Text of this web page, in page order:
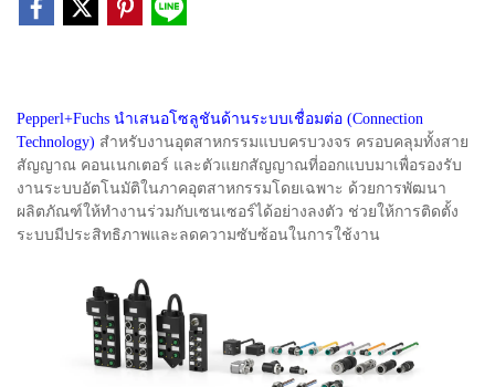
Pepperl+Fuchs นำเสนอโซลูชันด้านระบบเชื่อมต่อ (Connection
Technology) สำหรับงานอุตสาหกรรมแบบครบวงจร ครอบคลุมทั้งสาย
สัญญาณ คอนเนกเตอร์ และตัวแยกสัญญาณที่ออกแบบมาเพื่อรองรับ
งานระบบอัตโนมัติในภาคอุตสาหกรรมโดยเฉพาะ ด้วยการพัฒนา
ผลิตภัณฑ์ให้ทำงานร่วมกับเซนเซอร์ได้อย่างลงตัว ช่วยให้การติดตั้ง
ระบบมีประสิทธิภาพและลดความซับซ้อนในการใช้งาน